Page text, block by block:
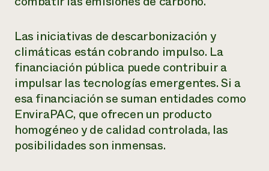
Las iniciativas de descarbonización y
climáticas están cobrando impulso. La
financiación pública puede contribuir a
impulsar las tecnologías emergentes. Si a
esa financiación se suman entidades como
EnviraPAC, que ofrecen un producto
homogéneo y de calidad controlada, las
posibilidades son inmensas.